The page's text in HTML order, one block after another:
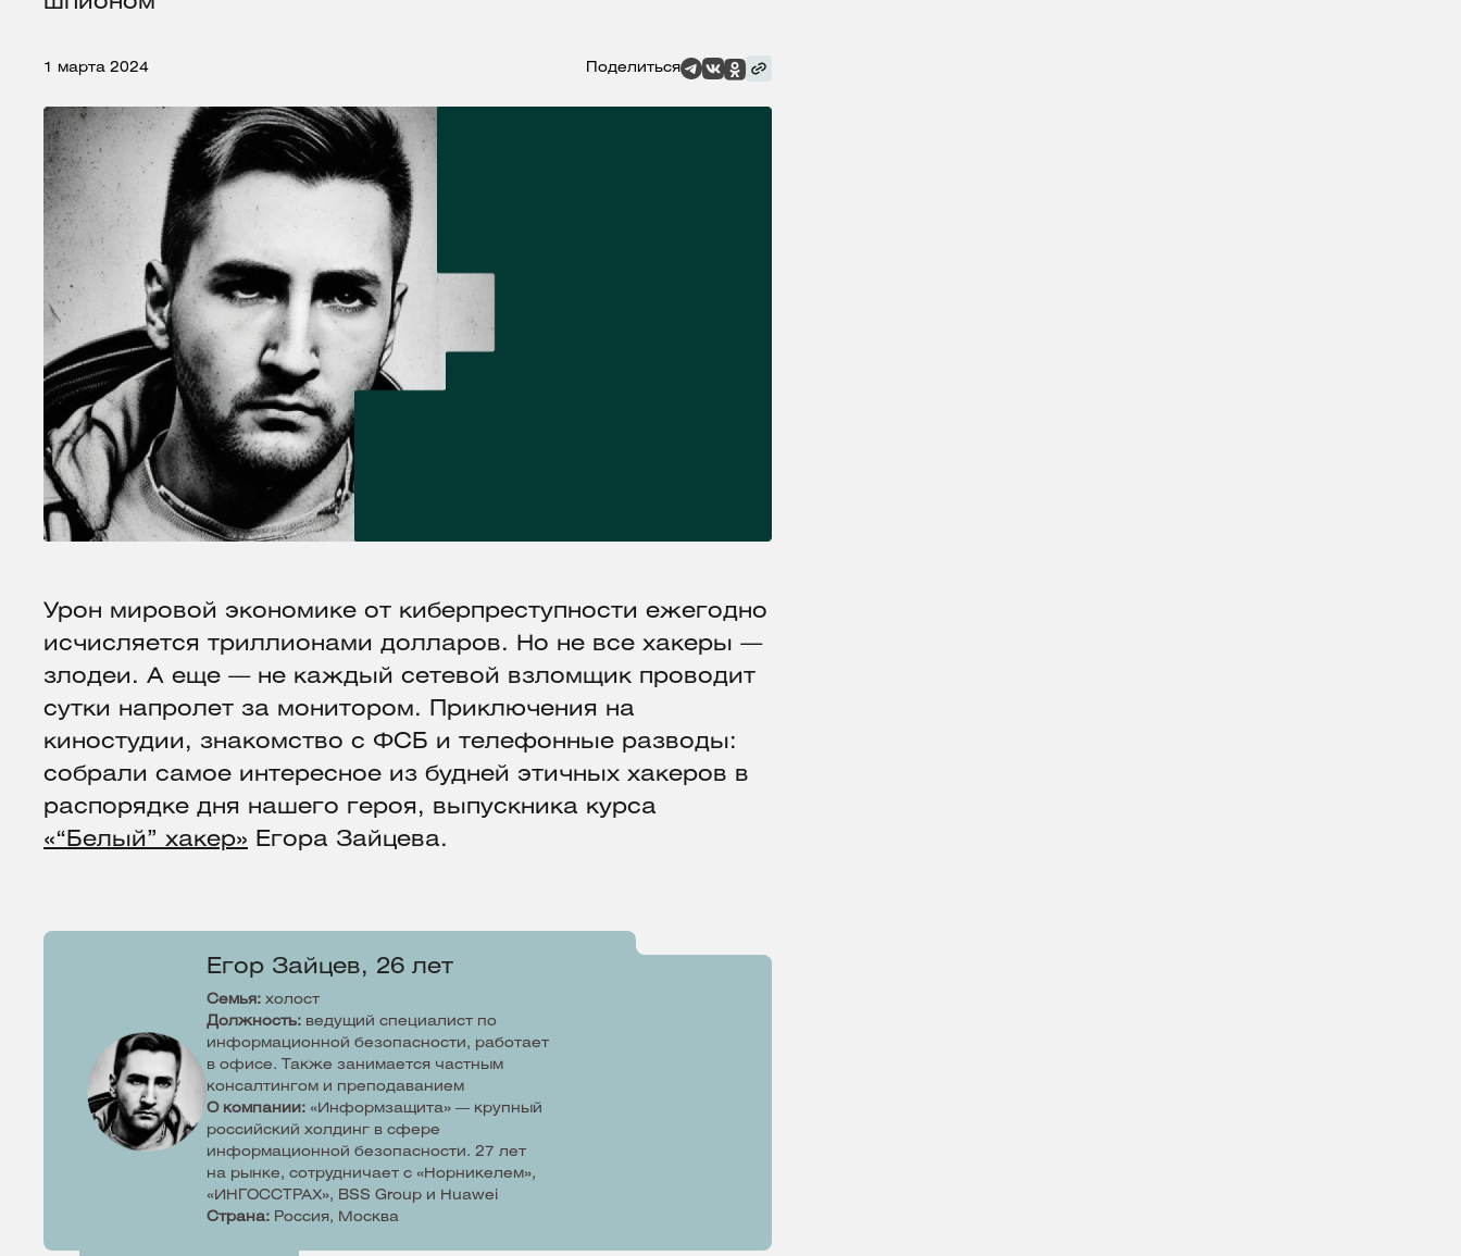
1 марта 2024 Поделиться
Урон мировой экономике от киберпреступности ежегодно
исчисляется триллионами долларов. Но не все хакеры —
злодеи. А еще — не каждый сетевой взломщик проводит
сутки напролет за монитором. Приключения на
киностудии, знакомство с ФСБ и телефонные разводы:
собрали самое интересное из будней этичных хакеров в
распорядке дня нашего героя, выпускника курса
«“Белый” хакер» Егора Зайцева.
Егор Зайцев, 26 лет
Семья: холост
Должность: ведущий специалист по
информационной безопасности, работает
в офисе. Также занимается частным
консалтингом и преподаванием
О компании: «Информзащита» — крупный
российский холдинг в сфере
информационной безопасности. 27 лет
на рынке, сотрудничает с «Норникелем»,
«ИНГОССТРАХ», BSS Group и Huawei
Страна: Россия, Москва